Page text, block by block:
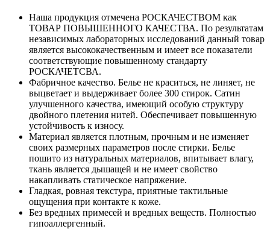
Наша продукция отмечена РОСКАЧЕСТВОМ как
ТОВАР ПОВЫШЕННОГО КАЧЕСТВА. По результатам
независимых лабораторных исследований данный товар
является высококачественным и имеет все показатели
соответствующие повышенному стандарту
РОСКАЧЕТСВА.
Фабричное качество. Белье не краситься, не линяет, не
выцветает и выдерживает более 300 стирок. Сатин
улучшенного качества, имеющий особую структуру
двойного плетения нитей. Обеспечивает повышенную
устойчивость к износу.
Материал является плотным, прочным и не изменяет
своих размерных параметров после стирки. Белье
пошито из натуральных материалов, впитывает влагу,
ткань является дышащей и не имеет свойство
накапливать статическое напряжение.
Гладкая, ровная текстура, приятные тактильные
ощущения при контакте к коже.
Без вредных примесей и вредных веществ. Полностью
гипоаллергенный.